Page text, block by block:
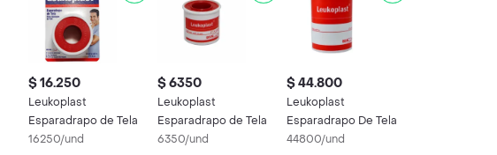
$ 16.250
Leukoplast
Esparadrapo de Tela
16250/und
$ 6350
Leukoplast
Esparadrapo de Tela
6350/und
$ 44.800
Leukoplast
Esparadrapo De Tela
44800/und